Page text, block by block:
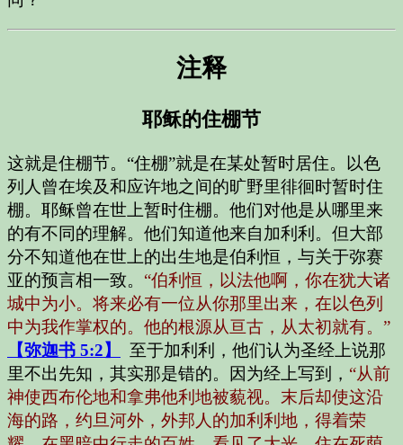
注释
耶稣的住棚节
这就是住棚节。“住棚”就是在某处暂时居住。以色
列人曾在埃及和应许地之间的旷野里徘徊时暂时住
棚。耶稣曾在世上暂时住棚。他们对他是从哪里来
的有不同的理解。他们知道他来自加利利。但大部
分不知道他在世上的出生地是伯利恒，与关于弥赛
亚的预言相一致。 “伯利恒，以法他啊，你在犹大诸
城中为小。将来必有一位从你那里出来，在以色列
中为我作掌权的。他的根源从亘古，从太初就有。”
【弥迦书 5:2】
至于加利利，他们认为圣经上说那
里不出先知，其实那是错的。因为经上写到， “从前
神使西布伦地和拿弗他利地被藐视。末后却使这沿
海的路，约旦河外，外邦人的加利利地，得着荣